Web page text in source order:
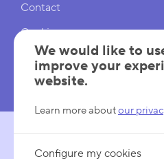
Contact
Cookies
Cookies Settings
Mentions légales
FOLLOW
We would like to
improve your
website.
Learn more aboutour
Configure my cookies